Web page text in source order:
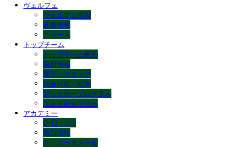
ヴェルフェ
ヴェルフェ矢板
募集情報
ニュース
トップチーム
トップチーム概要
最新情報
選手・スタッフ
試合日程・結果
マッチデープログラム
フォトギャラリー
アカデミー
U-12・U-8
最新情報
サッカースクール